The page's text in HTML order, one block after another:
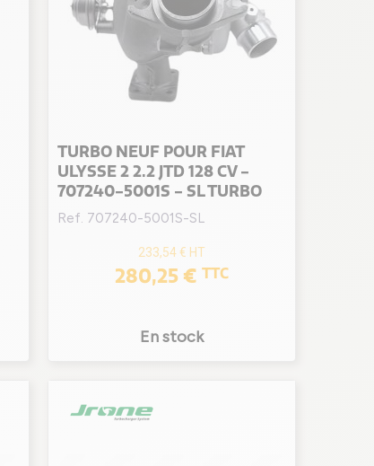
TURBO NEUF POUR FIAT
ULYSSE 2 2.2 JTD 128 CV -
707240-5001S - SL TURBO
Ref. 707240-5001S-SL
233,54 € HT
280,25 €TTC
En stock